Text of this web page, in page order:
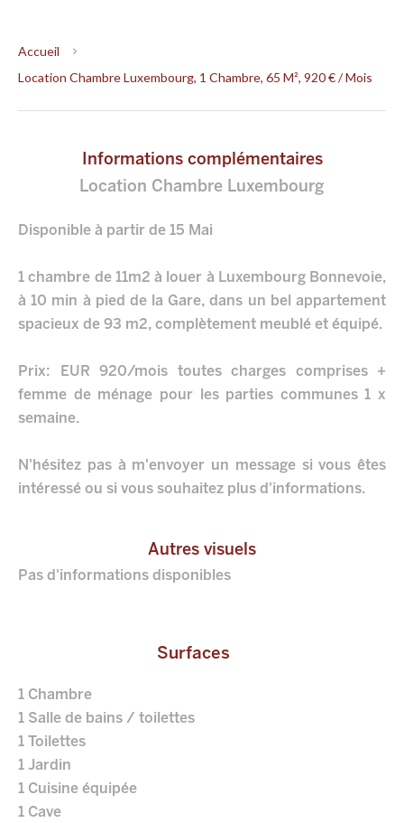
Accueil
Location Chambre Luxembourg, 1 Chambre, 65 M², 920 € / Mois
Informations complémentaires
Location Chambre Luxembourg
Disponible à partir de 15 Mai
1 chambre de 11m2 à louer à Luxembourg Bonnevoie,
à 10 min à pied de la Gare, dans un bel appartement
spacieux de 93 m2, complètement meublé et équipé.
Prix: EUR 920/mois toutes charges comprises +
femme de ménage pour les parties communes 1 x
semaine.
N'hésitez pas à m'envoyer un message si vous êtes
intéressé ou si vous souhaitez plus d'informations.
Autres visuels
Pas d'informations disponibles
Surfaces
1 Chambre
1 Salle de bains / toilettes
1 Toilettes
1 Jardin
1 Cuisine équipée
1 Cave